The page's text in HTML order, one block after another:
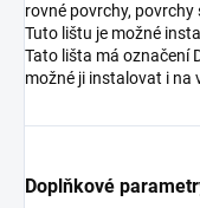
rovné povrchy,
Tuto lištu je možné
Tato lišta má označení
možné ji instalovat i na
Doplňkové